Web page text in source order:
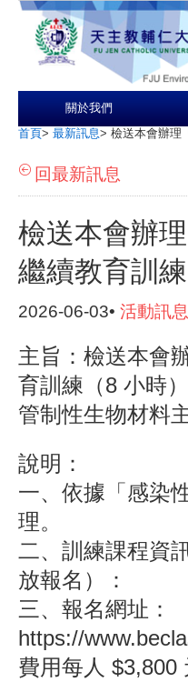
關於我們
首頁> 最新訊息> 檢送本會辦理
回最新訊息
檢送本會辦
繼續教育訓
2026-06-03• 活動訊息
主旨：檢送本會
育訓練（8 小時
管制性生物材料
說明：
一、依據「感染
理。
二、訓練課程資
放報名）：
三、 報名網址：
https://
費用每人 $3,800